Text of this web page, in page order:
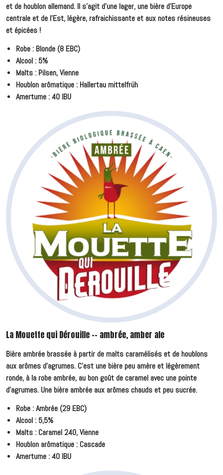
et de houblon allemand. Il s'agit d'une lager, une bière d'Europe
centrale et de l'Est, légère, rafraichissante et aux notes résineuses
et épicées !
Robe : Blonde (8 EBC)
Alcool : 5%
Malts : Pilsen, Vienne
Houblon arômatique : Hallertau mittelfrüh
Amertume : 40 IBU
La Mouette qui Dérouille -- ambrée, amber ale
Bière ambrée brassée à partir de malts caramélisés et de houblons
aux arômes d'agrumes. C'est une bière peu amère et légèrement
ronde, à la robe ambrée, au bon goût de caramel avec une pointe
d'agrumes. Une bière ambrée aux arômes chauds et peu sucrée.
Robe : Ambrée (29 EBC)
Alcool : 5,5%
Malts : Caramel 240, Vienne
Houblon arômatique : Cascade
Amertume : 40 IBU